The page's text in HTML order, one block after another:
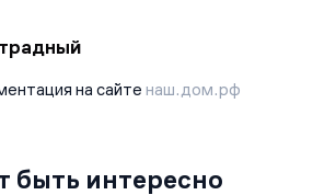
на сайте наш.дом.рф
быть интересно